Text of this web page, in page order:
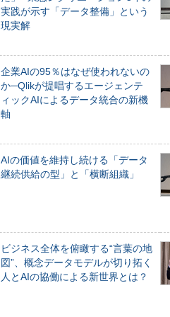
実践が示す「データ整備」という
現実解
企業AIの95％はなぜ使われないの
か─Qlikが提唱するエージェンテ
ィックAIによるデータ統合の新機
軸
AIの価値を維持し続ける「データ
継続供給の型」と「横断組織」
ビジネス全体を俯瞰する“言葉の地
図”、概念データモデルが切り拓く
人とAIの協働による新世界とは？